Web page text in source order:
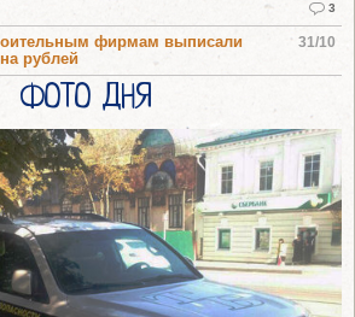
3
31/10
фирмам выписали
рублей
ФОТО ДНЯ